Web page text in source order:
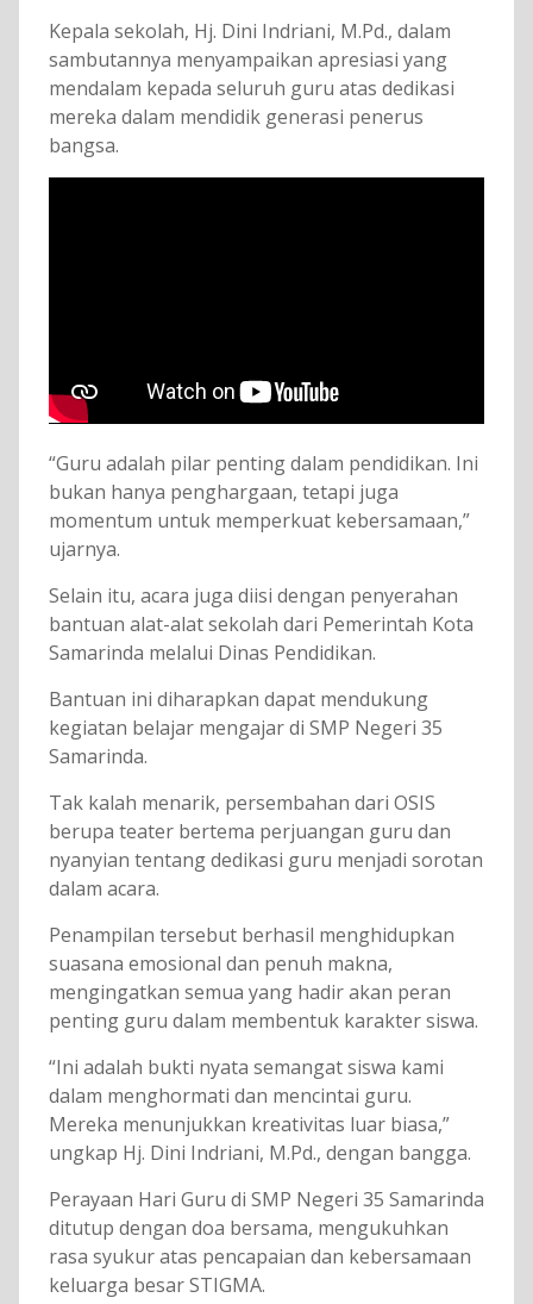
Kepala sekolah, Hj. Dini Indriani, M.Pd., dalam
sambutannya menyampaikan apresiasi yang
mendalam kepada seluruh guru atas dedikasi
mereka dalam mendidik generasi penerus
bangsa.
“Guru adalah pilar penting dalam pendidikan. Ini
bukan hanya penghargaan, tetapi juga
momentum untuk memperkuat kebersamaan,”
ujarnya.
Selain itu, acara juga diisi dengan penyerahan
bantuan alat-alat sekolah dari Pemerintah Kota
Samarinda melalui Dinas Pendidikan.
Bantuan ini diharapkan dapat mendukung
kegiatan belajar mengajar di SMP Negeri 35
Samarinda.
Tak kalah menarik, persembahan dari OSIS
berupa teater bertema perjuangan guru dan
nyanyian tentang dedikasi guru menjadi sorotan
dalam acara.
Penampilan tersebut berhasil menghidupkan
suasana emosional dan penuh makna,
mengingatkan semua yang hadir akan peran
penting guru dalam membentuk karakter siswa.
“Ini adalah bukti nyata semangat siswa kami
dalam menghormati dan mencintai guru.
Mereka menunjukkan kreativitas luar biasa,”
ungkap Hj. Dini Indriani, M.Pd., dengan bangga.
Perayaan Hari Guru di SMP Negeri 35 Samarinda
ditutup dengan doa bersama, mengukuhkan
rasa syukur atas pencapaian dan kebersamaan
keluarga besar STIGMA.